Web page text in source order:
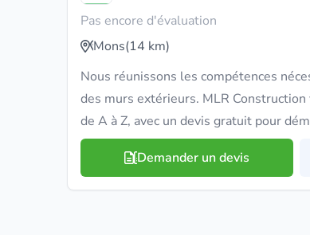
Pas encore d'évaluation
Mons(14 km)
Nous réunissons les compétences
des murs extérieurs. MLR
de A à Z, avec un devis gratuit pour
Demander un devis